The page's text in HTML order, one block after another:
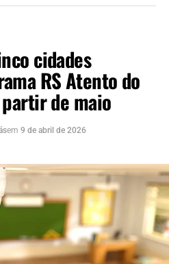
em operação contra
do Sul
doação de coletes refletivos a
domingo, 21
cidades
RS Atento do
de maio
em 9 de abril de 2026